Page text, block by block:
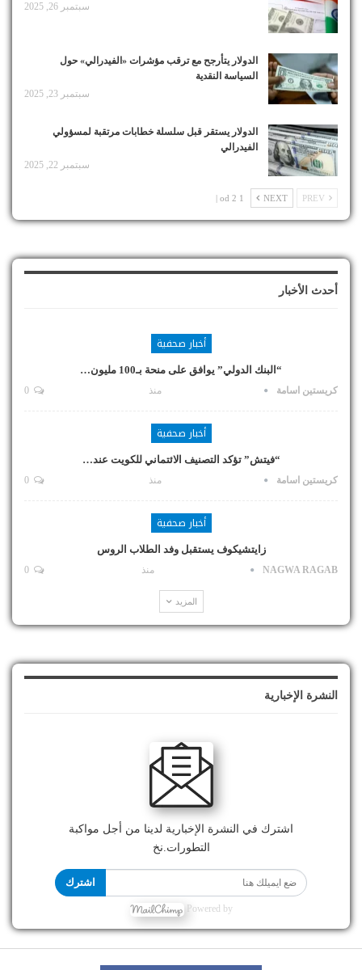
سبتمبر 26, 2025
الدولار يتأرجح مع ترقب مؤشرات «الفيدرالي» حول
السياسة النقدية
سبتمبر 23, 2025
الدولار يستقر قبل سلسلة خطابات مرتقبة لمسؤولي
الفيدرالي
سبتمبر 22, 2025
NEXT
1 od 2 |
أحدث الأخبار
أخبار صحفية
“البنك الدولي” يوافق على منحة بـ100 مليون…
كريستين اسامة منذ
أخبار صحفية
“فيتش” تؤكد التصنيف الائتماني للكويت عند…
كريستين اسامة منذ
أخبار صحفية
زايتشيكوف يستقبل وفد الطلاب الروس
NAGWA RAGAB منذ
المزيد
النشرة الإخبارية
اشترك في النشرة الإخبارية لدينا من أجل مواكبة
التطورات.نخ
اشترك
Powered by